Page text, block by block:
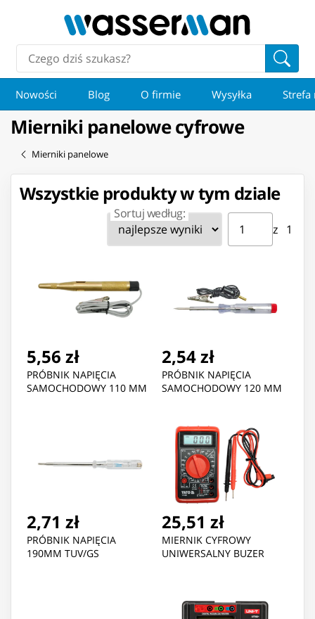
Nowości Blog O firmie Wysyłka Strefa
Mierniki panelowe cyfrowe
Mierniki panelowe
Wszystkie produkty w tym dziale
Sortuj według: Strona ⁨1⁩ z ⁨1⁩
z ⁨1⁩
Przejdź do strony
5,56 zł
PRÓBNIK NAPIĘCIA
SAMOCHODOWY 110 MM
2,54 zł
PRÓBNIK NAPIĘCIA
SAMOCHODOWY 120 MM
2,71 zł
PRÓBNIK NAPIĘCIA
190MM TUV/GS
25,51 zł
MIERNIK CYFROWY
UNIWERSALNY BUZER